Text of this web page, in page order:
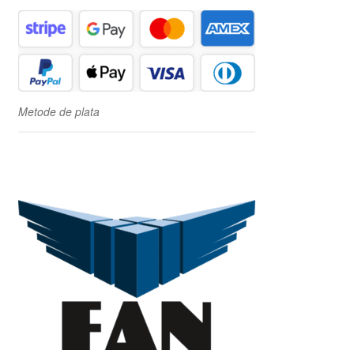
Metode de plata